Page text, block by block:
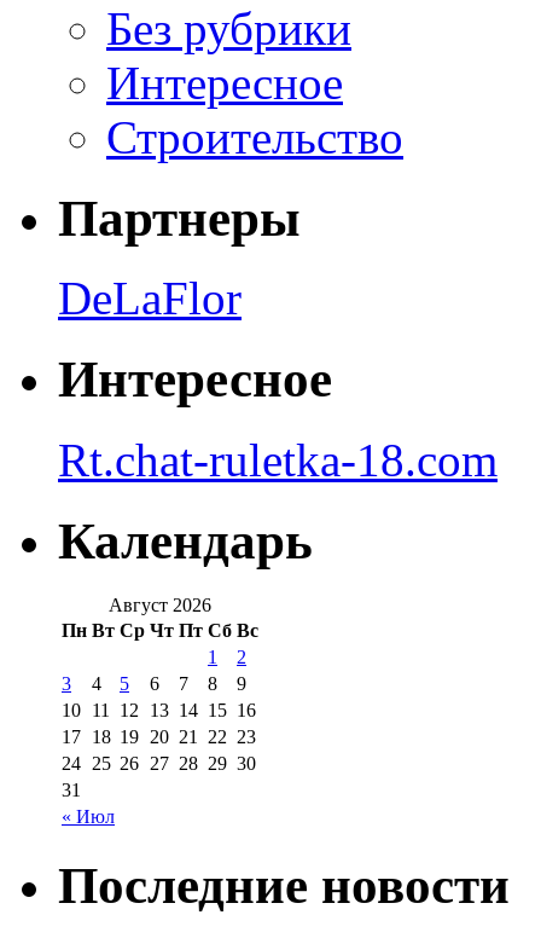
Без рубрики
Интересное
Строительство
Партнеры
DeLaFlor
Интересное
Rt.chat-ruletka-18.com
Календарь
Август 2026
Пн Вт Ср Чт Пт Сб Вс
« Июл
1
2
3
4 5 6 7 8
9
10 11 12 13 14 15 16
17 18 19 20 21 22 23
24 25 26 27 28 29 30
31
Последние новости